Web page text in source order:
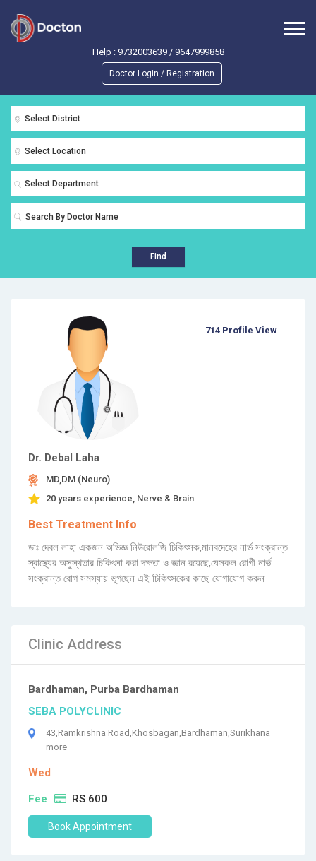
Help : 9732003639/ 9647999858
Doctor Login / Registration
Select District
Select Location
Select Department
Find
Dr. Debal Laha
MD,DM (Neuro)
20 years experience, Nerve & Brain
Best Treatment Info
ডাঃ দেবল লাহা একজন অভিজ্ঞ নিউরোলজি চিকিৎসক,মানবদেহের নার্ভ সংক্রান্ত
স্বাস্থ্যের অসুস্থতার চিকিৎসা করা দক্ষতা ও জ্ঞান রয়েছে,যেসকল রোগী নার্ভ
সংক্রান্ত রোগ সমস্যায় ভুগছেন এই চিকিৎসকের কাছে যোগাযোগ করুন
714 Profile View
Clinic Address
Bardhaman, Purba Bardhaman
SEBA POLYCLINIC
43,Ramkrishna Road,Khosbagan,Bardhaman,Surikhana
more
Wed
Fee RS 600
Book Appointment